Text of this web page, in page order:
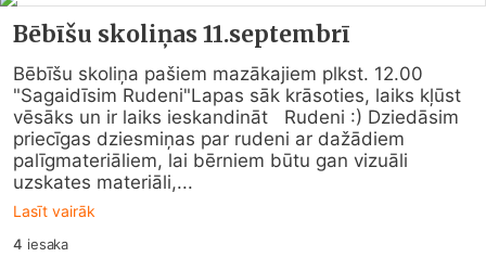
Bēbīšu skoliņas 11.septembrī
Bēbīšu skoliņa pašiem mazākajiem plkst. 12.00
"Sagaidīsim Rudeni"Lapas sāk krāsoties, laiks kļūst
vēsāks un ir laiks ieskandināt   Rudeni :) Dziedāsim
priecīgas dziesmiņas par rudeni ar dažādiem
palīgmateriāliem, lai bērniem būtu gan vizuāli
uzskates materiāli,...
Lasīt vairāk
4 iesaka